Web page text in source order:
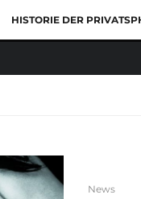
HISTORIE DER
News